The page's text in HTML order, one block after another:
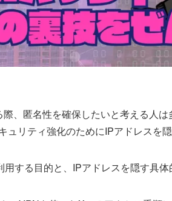
、匿名性を確保したいと考える人
ュリティ強化のためにIPアドレスを
する目的と、IPアドレスを隠す具体